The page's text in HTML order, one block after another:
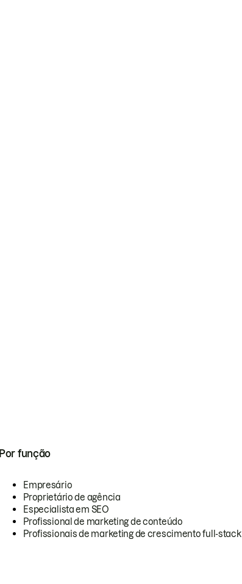
Por função
Empresário
Proprietário de agência
Especialista em SEO
Profissional de marketing de conteúdo
Profissionais de marketing de crescimento full-stack